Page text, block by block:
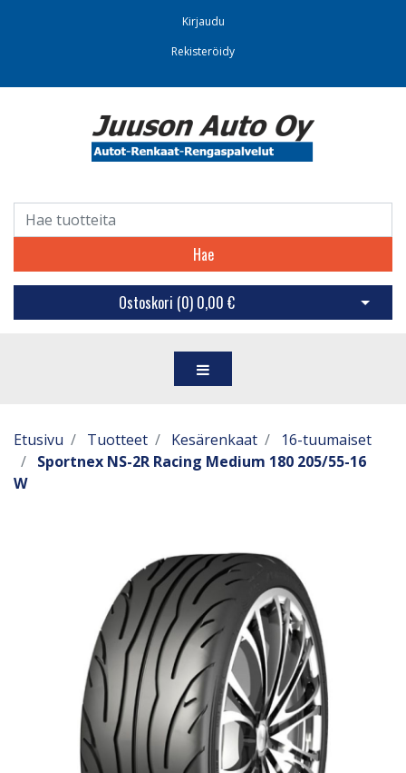
Kirjaudu
Rekisteröidy
Hae
Ostoskori (0) 0,00 € Avaa
Etusivu Tuotteet Kesärenkaat
16-tuumaiset
Sportnex NS-2R Racing Medium 180 205/55-16
W